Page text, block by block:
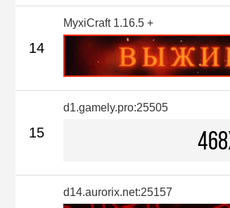
14
MyxiCraft 1.16.5 +
15
d1.gamely.pro:25505
d14.aurorix.net:25157